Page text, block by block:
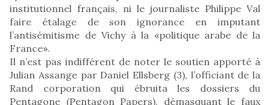
institutionnel français, ni le journaliste Philippe Val
faire étalage de son ignorance en imputant
l’antisémitisme de Vichy à la «politique arabe de la
France».
Il n’est pas indifférent de noter le soutien apporté à
Julian Assange par Daniel Ellsberg (3), l’officiant de la
Rand corporation qui ébruita les dossiers du
Pentagone (Pentagon Papers), démasquant le faux